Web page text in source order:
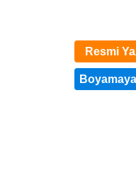
Resmi